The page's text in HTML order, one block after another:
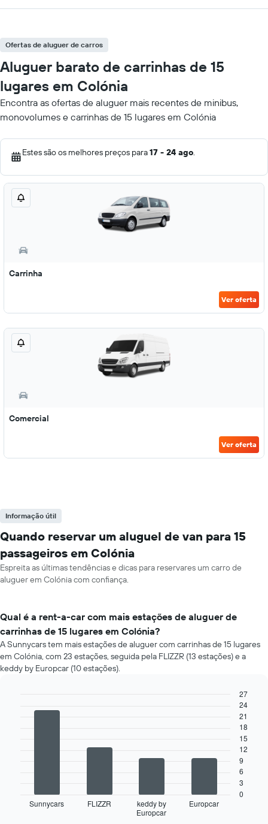
Ofertas de aluguer de carros
Aluguer barato de carrinhas de 15
lugares em Colónia
Encontra as ofertas de aluguer mais recentes de minibus,
monovolumes e carrinhas de 15 lugares em Colónia
Estes são os melhores preços para17 - 24 ago.
Carrinha
Ver oferta
Comercial
Ver oferta
Informação útil
Quando reservar um aluguel de van para 15
passageiros em Colónia
Espreita as últimas tendências e dicas para reservares um carro de
aluguer em Colónia com confiança.
Qual é a rent-a-car com mais estações de aluguer de
carrinhas de 15 lugares em Colónia?
A Sunnycars tem mais estações de aluguer com carrinhas de 15 lugares
em Colónia, com 23 estações, seguida pela FLIZZR (13 estações) e a
keddy by Europcar (10 estações).
seguinte
apresenta
Sunnycars FLIZZR
keddy by
Europcar
Europcar
0
6
12
18
24
3
9
15
21
27